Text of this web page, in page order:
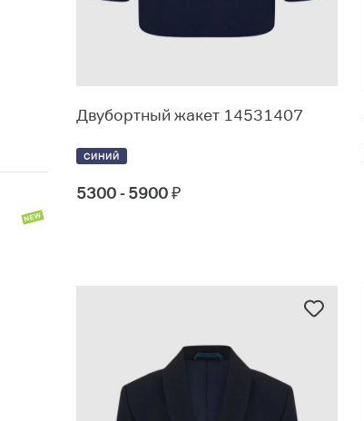
Двубортный жакет 14531407
СИНИЙ
5300 - 5900₽